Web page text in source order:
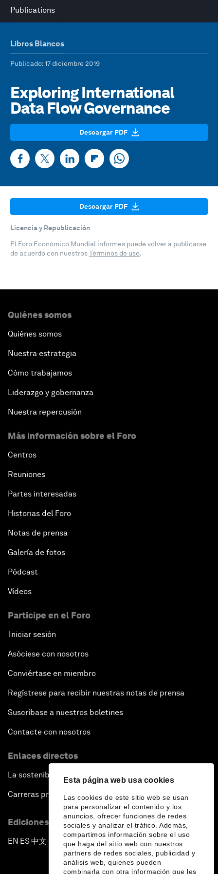
Esta página web usa cookies
Las cookies de este sitio web se usan
para personalizar el contenido y los
anuncios, ofrecer funciones de redes
sociales y analizar el tráfico. Además,
compartimos información sobre el uso
que haga del sitio web con nuestros
partners de redes sociales, publicidad y
análisis web, quienes pueden
combinarla con otra información que les
Publications
Libros Blancos
Publicado: 17 diciembre 2019
Exploring International
Data Flow Governance
Descargar PDF
Descargar PDF
Licencia y Republicación
El Foro Económico Mundial informes puede volver a publicarse
de acuerdo con nuestrosTérminos de uso.
Quiénes somos
Quiénes somos
Nuestra estrategia
Cómo trabajamos
Liderazgo y gobernanza
Nuestra repercusión
Más información sobre el Foro
Centros
Reuniones
Partes interesadas
Historias del Foro
Notas de prensa
Galería de fotos
Pódcast
Vídeos
Participe en el Foro
Iniciar sesión
Asóciese con nosotros
Conviértase en miembro
Regístrese para recibir nuestras notas de prensa
Suscríbase a nuestros boletines
Contacte con nosotros
Enlaces directos
La sostenibilidad en el Foro
Carreras profesionales
Ediciones en otros idiomas
EN ▪ ES▪中文▪ 日本語